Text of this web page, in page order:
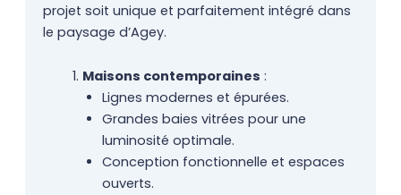
projet soit unique et parfaitement intégré dans
le paysage d’Agey.
Maisons contemporaines :
Lignes modernes et épurées.
Grandes baies vitrées pour une
luminosité optimale.
Conception fonctionnelle et espaces
ouverts.